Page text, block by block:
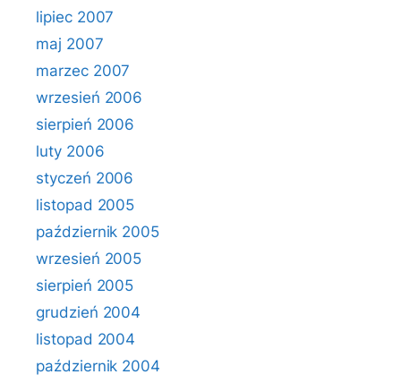
lipiec 2007
maj 2007
marzec 2007
wrzesień 2006
sierpień 2006
luty 2006
styczeń 2006
listopad 2005
październik 2005
wrzesień 2005
sierpień 2005
grudzień 2004
listopad 2004
październik 2004